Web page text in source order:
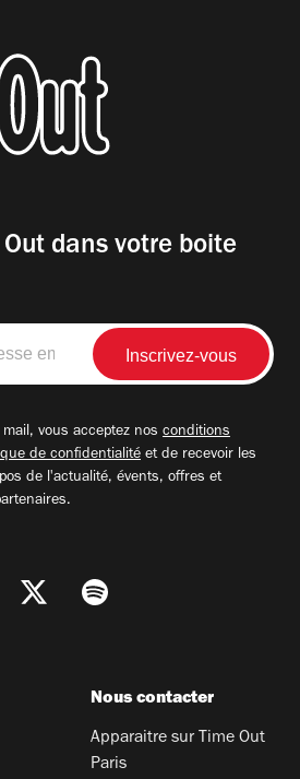
dans votre boite
vous acceptez nos conditions
de confidentialité et de recevoir les
de l'actualité, évents, offres et
Nous contacter
Apparaitre sur Time Out
Paris